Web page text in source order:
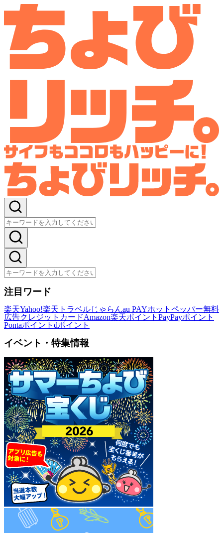
注目ワード
楽天Yahoo!楽天トラベルじゃらんau PAYホットペッパー無料
広告クレジットカードAmazon楽天ポイント PayPayポイント
Pontaポイント dポイント
イベント・特集情報